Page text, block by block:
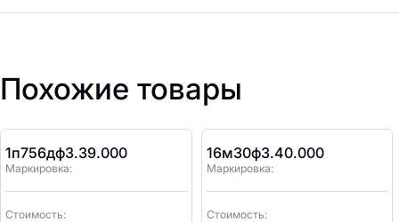
Похожие товары
1п756дф3.39.000
Маркировка:
Стоимость:
16м30ф3.40.000
Маркировка:
Стоимость: